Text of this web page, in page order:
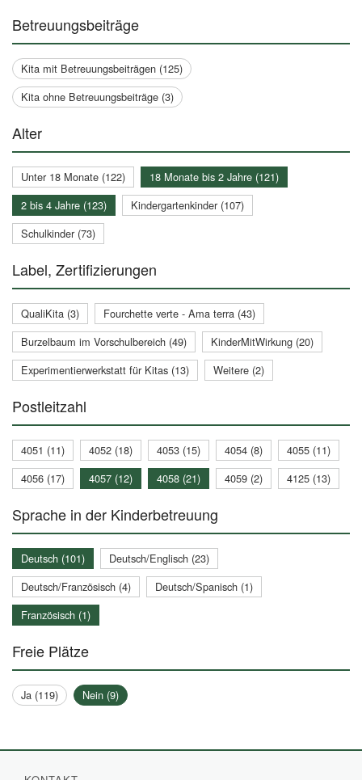
Betreuungsbeiträge
Kita mit Betreuungsbeiträgen (125)
Kita ohne Betreuungsbeiträge (3)
Alter
Unter 18 Monate (122)
18 Monate bis 2 Jahre (121)
2 bis 4 Jahre (123)
Kindergartenkinder (107)
Schulkinder (73)
Label, Zertifizierungen
QualiKita (3)
Fourchette verte - Ama terra (43)
Burzelbaum im Vorschulbereich (49)
KinderMitWirkung (20)
Experimentierwerkstatt für Kitas (13)
Weitere (2)
Postleitzahl
4051 (11) 4052 (18) 4053 (15) 4054 (8)
4055 (11)
4056 (17)
4057 (12) 4058 (21) 4059 (2) 4125 (13)
Sprache in der Kinderbetreuung
Deutsch (101)
Deutsch/Englisch (23)
Deutsch/Französisch (4)
Deutsch/Spanisch (1)
Französisch (1)
Freie Plätze
Ja (119) Nein (9)